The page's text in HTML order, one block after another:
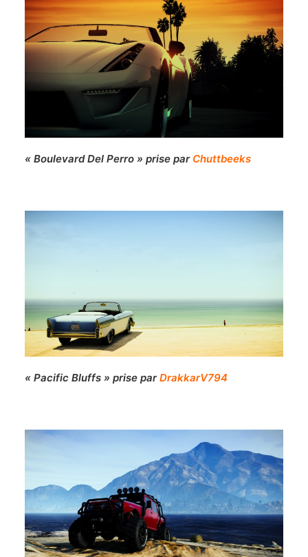
« Boulevard Del Perro » prise parChuttbeeks
« Pacific Bluffs » prise parDrakkarV794